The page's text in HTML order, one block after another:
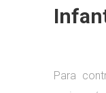
Para